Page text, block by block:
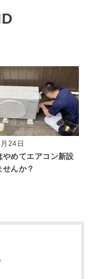
24日
やめてエアコン新設
んか？